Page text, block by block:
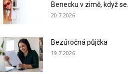
Benecku v zimě, když se...
20.7.2026
Bezúročná půjčka
19.7.2026